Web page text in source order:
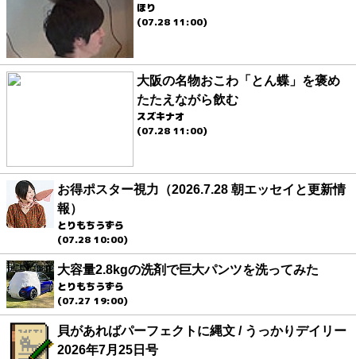
ほり
(07.28 11:00)
大阪の名物おこわ「とん蝶」を褒め
たたえながら飲む
スズキナオ
(07.28 11:00)
お得ポスター視力（2026.7.28 朝エッセイと更新情
報）
とりもちうずら
(07.28 10:00)
大容量2.8kgの洗剤で巨大パンツを洗ってみた
とりもちうずら
(07.27 19:00)
貝があればパーフェクトに縄文 / うっかりデイリー
2026年7月25日号